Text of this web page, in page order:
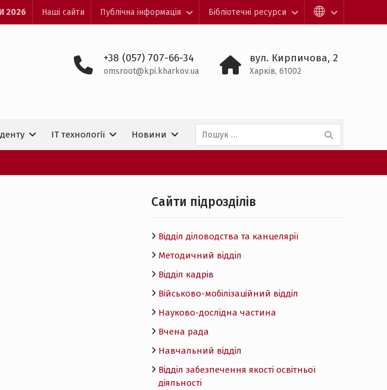
2026 Наші сайти Публічна інформація Бібліотечні ресурси
+38 (057) 707-66-34
omsroot@kpi.kharkov.ua
вул. Кирпичова, 2
Харків, 61002
IT технологiї Новини
Пошук:
Cайти підрозділів
Відділ діловодства та канцелярії
Методичний відділ
Відділ кадрів
Військово-мобілізаційний відділ
Науково-дослідна частина
Вчена рада
Навчальний відділ
Відділ забезпечення якості освітньої
діяльності